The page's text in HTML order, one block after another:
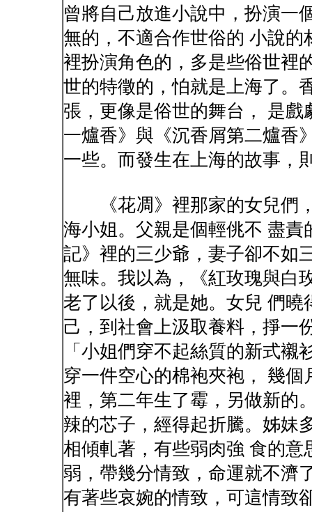
曾將自己放進小說中，扮演一
無的，不適合作世俗的 小說
裡扮演角色的，多是些俗世
世的特徵的，怕就是上海了。
張，更像是俗世的舞台， 是
一爐香》與《沉香屑第二爐香
一些。而發生在上海的故事，
《花凋》裡那家的女兒們
海小姐。父親是個輕佻不 盡責
記》裡的三少爺，妻子卻不如
無味。我以為，《紅玫瑰與白
老了以後，就是她。女兒 們
己，到社會上汲取養料，掙一
「小姐們穿不起絲質的新式
穿一件空心的棉袍夾袍， 幾
裡，第二年生了霉，另做新的
辣的芯子，經得起折騰。姊妹
相傾軋著，有些弱肉強 食的
弱，帶幾分情致，命運就不濟
有著些哀婉的情致，可這情致